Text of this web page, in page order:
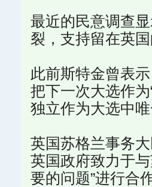
最近的民意调查
裂，支持留在英
此前斯特金曾表
把下一次大选作
独立作为大选中
英国苏格兰事务
英国政府致力于
要的问题”进行合